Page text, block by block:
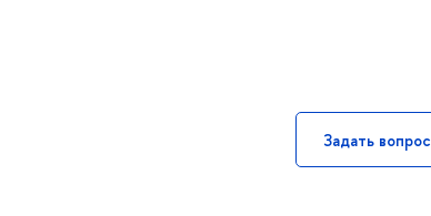
Задать вопрос